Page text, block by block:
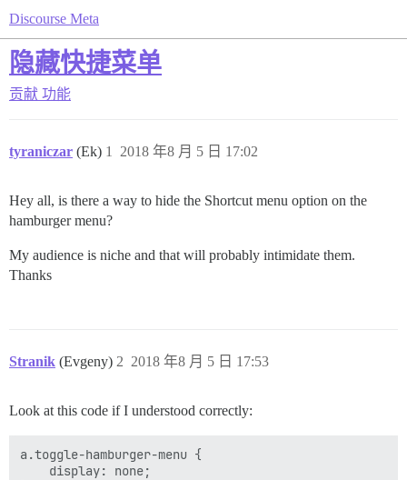
Discourse Meta
隐藏快捷菜单
贡献 功能
tyraniczar (Ek) 2018 年8 月 5 日 17:02
1
Hey all, is there a way to hide the Shortcut menu option on the
hamburger menu?
My audience is niche and that will probably intimidate them.
Thanks
Stranik (Evgeny) 2018 年8 月 5 日 17:53
2
Look at this code if I understood correctly:
a.toggle-hamburger-menu {
    display: none;